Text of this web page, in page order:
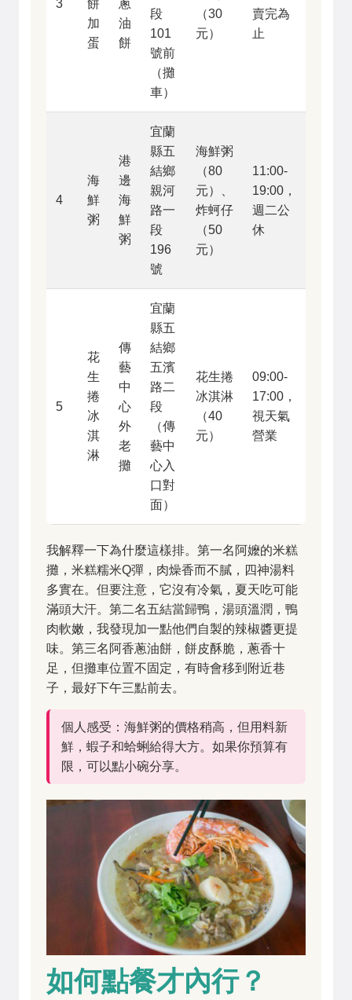
3
餅
加
蛋
蔥
油
餅
段
101
號前
（攤
車）
（30
元）
賣完為
止
4
海
鮮
粥
港
邊
海
鮮
粥
宜蘭
縣五
結鄉
親河
路一
段
196
號
海鮮粥
（80
元）、
炸蚵仔
（50
元）
11:00-
19:00，
週二公
休
5
花
生
捲
冰
淇
淋
傳
藝
中
心
外
老
攤
宜蘭
縣五
結鄉
五濱
路二
段
（傳
藝中
心入
口對
面）
花生捲
冰淇淋
（40
元）
09:00-
17:00，
視天氣
營業
我解釋一下為什麼這樣排。第一名阿嬤的米糕
攤，米糕糯米Q彈，肉燥香而不膩，四神湯料
多實在。但要注意，它沒有冷氣，夏天吃可能
滿頭大汗。第二名五結當歸鴨，湯頭溫潤，鴨
肉軟嫩，我發現加一點他們自製的辣椒醬更提
味。第三名阿香蔥油餅，餅皮酥脆，蔥香十
足，但攤車位置不固定，有時會移到附近巷
子，最好下午三點前去。
個人感受：海鮮粥的價格稍高，但用料新
鮮，蝦子和蛤蜊給得大方。如果你預算有
限，可以點小碗分享。
如何點餐才內行？